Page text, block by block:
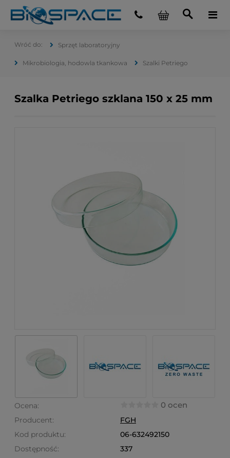
Sprzęt laboratoryjny
Mikrobiologia, hodowla tkankowa Szalki Petriego
Szalka Petriego szklana 150 x 25 mm
Ocena: 0 ocen
Producent:
FGH
Kod produktu:
06-632492150
Dostępność:
337